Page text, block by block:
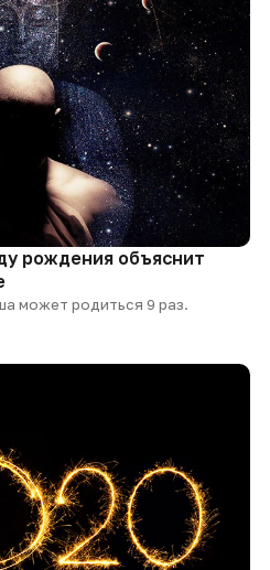
рождения объяснит
может родиться 9 раз.